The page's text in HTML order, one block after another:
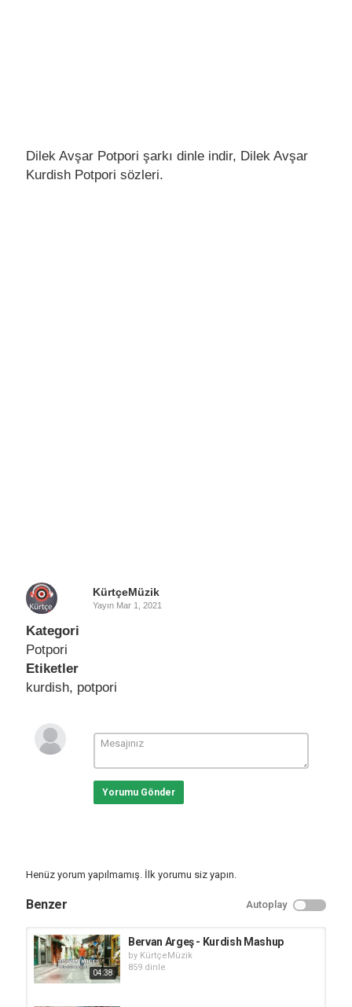
Dilek Avşar Potpori şarkı dinle indir, Dilek Avşar
Kurdish Potpori sözleri.
KürtçeMüzik
Yayın Mar 1, 2021
Kategori
Potpori
Etiketler
kurdish, potpori
Yorumu Gönder
Henüz yorum yapılmamış. İlk yorumu siz yapın.
Benzer Autoplay
04:38
Bervan Argeş - Kurdish Mashup
by KürtçeMüzik
859 dinle